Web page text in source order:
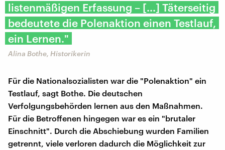
listenmäßigen Erfassung – [...] Täterseitig
bedeutete die Polenaktion einen Testlauf,
ein Lernen."
Alina Bothe, Historikerin
Für die Nationalsozialisten war die "Polenaktion" ein
Testlauf, sagt Bothe. Die deutschen
Verfolgungsbehörden lernen aus den Maßnahmen.
Für die Betroffenen hingegen war es ein "brutaler
Einschnitt". Durch die Abschiebung wurden Familien
getrennt, viele verloren dadurch die Möglichkeit zur